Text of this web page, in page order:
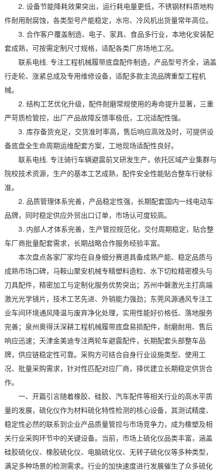
2. 设备节能降耗效果突出，运行耗电量更低，不锈钢材料质地构
件耐用耐腐蚀，各类型号产能稳定，水帘、冷风机出货量常年高位。
3. 合作客户覆盖制造、电子、家具、食品多行业，本地化安装配
套成熟，可按需定制尺寸规格，适配各类厂房场地工况。
联系电线. 专注工程机械履带底盘配件制造，产品型号齐全，涵盖
行走轮、涨紧总成及专用维修设备，适配多款主流品牌重型工程机
械。
2. 结构工艺优化升级，配件耐磨常规使用的寿命提升显著，三重
严苛质检管控，出厂产品故障反馈率极低，工况适配性强。
3. 库存备货充足，交货准时率高，售后响应高效及时，可提供设
备底盘全生命周期运维配套方案，工地现场适配性良好。
联系电线. 专注骑行车辆避震前叉研发生产，依托区域产业集群与
院校技术资源，生产的基本工艺成熟，配件安全性能贴合整车行驶标
准。
2. 品质管理体系完善，产品稳定性强，长期配套国内一线电动车
品牌，同时稳定供应外贸出口订单，市场认可度较高。
3. 内部人才体系完善，生产管控规范化，交付周期稳定，贴合整
车厂商批量配套需求，长期战略合作服务经验丰富。
本次盘点各家厂家均在自身细分赛道具备成熟产能、稳定品质与
成熟市场口碑，马鞍山聚安机械专精塑料造粒、水下切粒精密模头与
刀具配件，精密加工与定制化服务优势突出；苏州中磐激光主打高端
激光光学镜片，技术工艺先进、外销能力强劲；东莞风源通风专注工
业车间环境通风降温与废弃净化处理，实用性能好价格低、落地服务
完善；泉州奥得沃深耕工程机械履带底盘易损配件，耐磨耐用、售后
响应迅速；天津金美迪专注两轮车避震配件，长期配套头部整车品
牌，供应链稳定性可靠。采购方可结合自身行业设施类型、使用工
况、批量采购需求，针对性匹配对应厂商，择优建立长期稳定供货合
作。
一、开篇引言随着橡胶、硅胶、汽车配件等相关行业的高水平质
量的发展，硫化仪作为材料硫化特性检测的核心设备，其测试精度、
稳定性必然的联系到企业产品质量管控与市场竞争力，成为橡塑及相
关行业采购环节中的关键设备。当前，市场上硫化仪品类丰富，涵盖
硅胶硫化仪、橡胶硫化仪、电脑硫化仪、无转子硫化仪等多种类型，
满足多种场景的检测需求。行业的加快速度进行发展催生了众多硫化